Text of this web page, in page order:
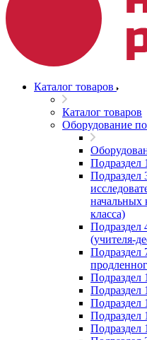
Каталог товаров
Каталог товаров
Оборудование
Подраздел
Подраздел
начальных
класса)
Подраздел
(учителя-
Подраздел
Подраздел
Подраздел
Подраздел
Подраздел
Подраздел